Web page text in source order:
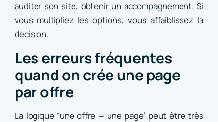
auditer son site, obtenir un accompagnement. Si
vous multipliez les options, vous affaiblissez la
décision.
Les erreurs fréquentes
quand on crée une page
par offre
La logique “une offre = une page” peut être très